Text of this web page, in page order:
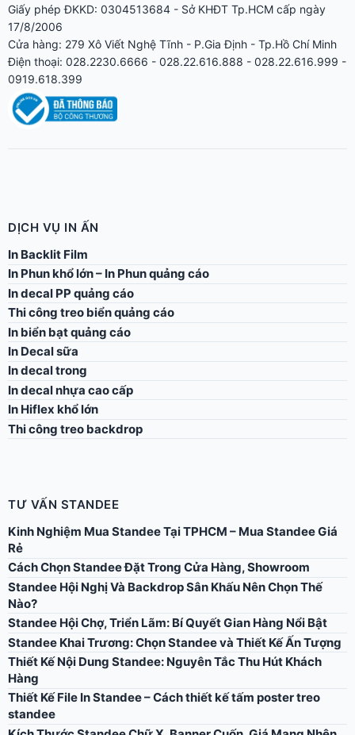
Giấy phép ĐKKD: 0304513684 - Sở KHĐT Tp.HCM cấp ngày
17/8/2006
Cửa hàng: 279 Xô Viết Nghệ Tĩnh - P.Gia Định - Tp.Hồ Chí Minh
Điện thoại: 028.2230.6666 - 028.22.616.888 - 028.22.616.999 -
0919.618.399
DỊCH VỤ IN ẤN
In Backlit Film
In Phun khổ lớn – In Phun quảng cáo
In decal PP quảng cáo
Thi công treo biển quảng cáo
In biển bạt quảng cáo
In Decal sữa
In decal trong
In decal nhựa cao cấp
In Hiflex khổ lớn
Thi công treo backdrop
TƯ VẤN STANDEE
Kinh Nghiệm Mua Standee Tại TPHCM – Mua Standee Giá
Rẻ
Cách Chọn Standee Đặt Trong Cửa Hàng, Showroom
Standee Hội Nghị Và Backdrop Sân Khấu Nên Chọn Thế
Nào?
Standee Hội Chợ, Triển Lãm: Bí Quyết Gian Hàng Nổi Bật
Standee Khai Trương: Chọn Standee và Thiết Kế Ấn Tượng
Thiết Kế Nội Dung Standee: Nguyên Tắc Thu Hút Khách
Hàng
Thiết Kế File In Standee – Cách thiết kế tấm poster treo
standee